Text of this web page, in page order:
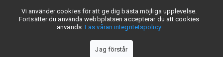
skiftschema.se
Borlänge Energi 5-skift - B-lag
Vi använder cookies för att ge dig bästa möjliga upplevelse.
Fortsätter du använda webbplatsen accepterar du att cookies
används.Läs våran integritetspolicy
Jag förstår